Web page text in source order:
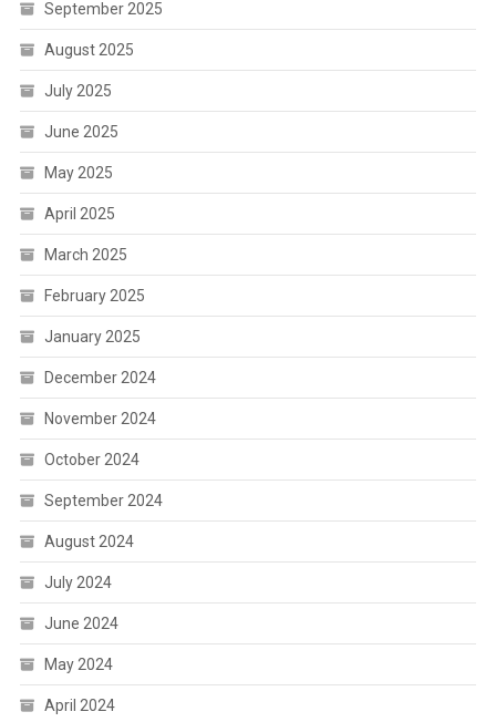
September 2025
August 2025
July 2025
June 2025
May 2025
April 2025
March 2025
February 2025
January 2025
December 2024
November 2024
October 2024
September 2024
August 2024
July 2024
June 2024
May 2024
April 2024